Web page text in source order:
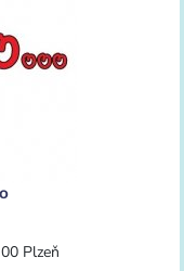
Plzeň